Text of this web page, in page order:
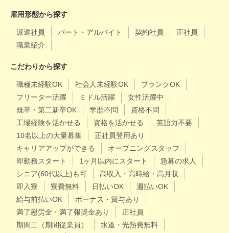
雇用形態から探す
派遣社員 パート・アルバイト 契約社員
正社員
職業紹介
こだわりから探す
職種未経験OK 社会人未経験OK
ブランクOK
フリーター活躍
ミドル活躍
女性活躍中
既卒・第二新卒OK
学歴不問
資格不問
工場経験を活かせる
資格を活かせる
英語力不要
10名以上の大量募集
正社員登用あり
キャリアアップができる
オープニングスタッフ
即勤務スタート
1ヶ月以内にスタート
急募の求人
シニア(60代以上)も可
高収入・高時給・高月収
即入寮
寮費無料 日払いOK
週払いOK
給与前払いOK
ボーナス・賞与あり
満了慰労金・満了報奨金あり
正社員
期間工（期間従業員）
水道・光熱費無料